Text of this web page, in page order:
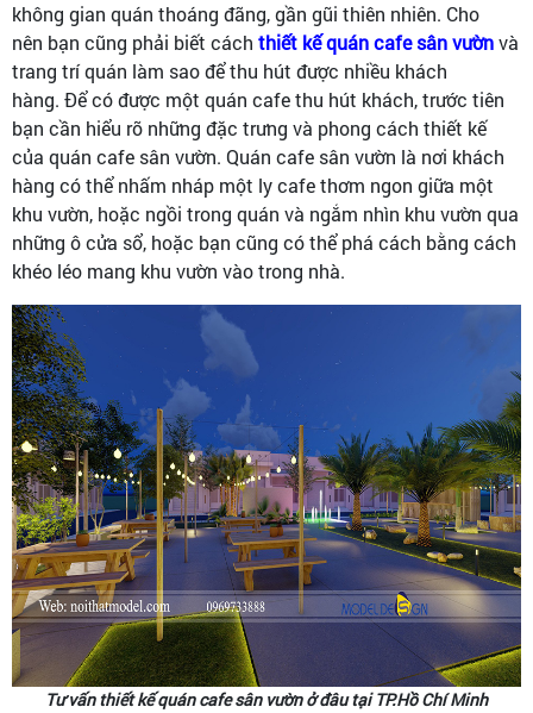
không gian quán thoáng đãng, gần gũi thiên nhiên. Cho
nên bạn cũng phải biết cách thiết kế quán cafe sân vườnvà
trang trí quán làm sao để thu hút được nhiều khách
hàng. Để có được một quán cafe thu hút khách, trước tiên
bạn cần hiểu rõ những đặc trưng và phong cách thiết kế
của quán cafe sân vườn. Quán cafe sân vườn là nơi khách
hàng có thể nhấm nháp một ly cafe thơm ngon giữa một
khu vườn, hoặc ngồi trong quán và ngắm nhìn khu vườn qua
những ô cửa sổ, hoặc bạn cũng có thể phá cách bằng cách
khéo léo mang khu vườn vào trong nhà.
Tư vấn thiết kế quán cafe sân vườn ở đâu tại TP.Hồ Chí Minh